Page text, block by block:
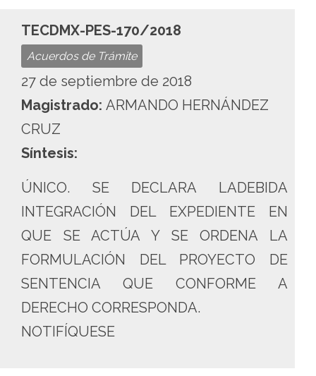
TECDMX-PES-170/2018
Acuerdos de Trámite
27 de septiembre de 2018
Magistrado: ARMANDO HERNÁNDEZ
CRUZ
Síntesis:
ÚNICO. SE DECLARA LADEBIDA
INTEGRACIÓN DEL EXPEDIENTE EN
QUE SE ACTÚA Y SE ORDENA LA
FORMULACIÓN DEL PROYECTO DE
SENTENCIA QUE CONFORME A
DERECHO CORRESPONDA.
NOTIFÍQUESE